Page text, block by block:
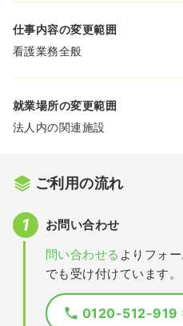
仕事内容の変更範囲
看護業務全般
就業場所の変更範囲
法人内の関連施設
ご利用の流れ
お問い合わせ
問い合わせる よりフォ
でも受け付けています。
0120-512-919